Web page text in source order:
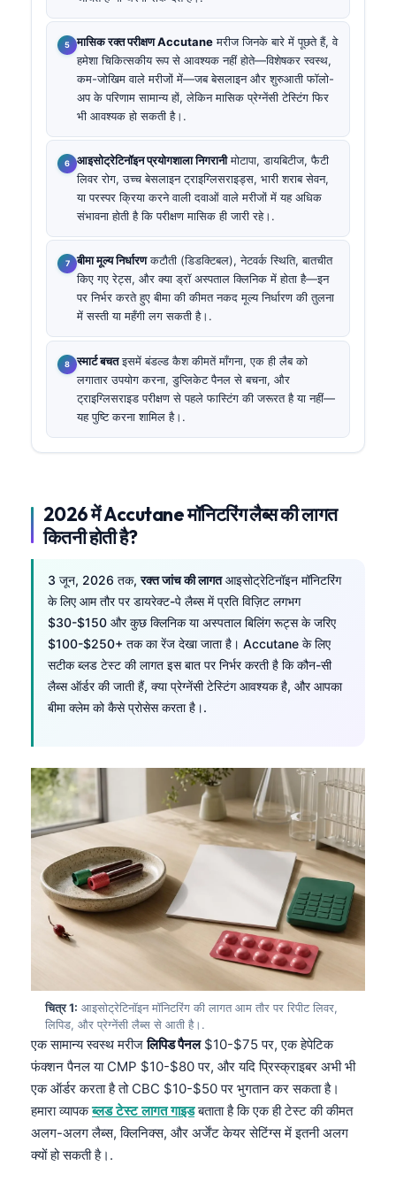
मासिक रक्त परीक्षण Accutaneमरीज जिनके बारे में पूछते हैं, वे
हमेशा चिकित्सकीय रूप से आवश्यक नहीं होते—विशेषकर स्वस्थ,
कम-जोखिम वाले मरीजों में—जब बेसलाइन और शुरुआती फॉलो-
अप के परिणाम सामान्य हों, लेकिन मासिक प्रेग्नेंसी टेस्टिंग फिर
भी आवश्यक हो सकती है।.
आइसोट्रेटिनॉइन प्रयोगशाला निगरानीमोटापा, डायबिटीज, फैटी
लिवर रोग, उच्च बेसलाइन ट्राइग्लिसराइड्स, भारी शराब सेवन,
या परस्पर क्रिया करने वाली दवाओं वाले मरीजों में यह अधिक
संभावना होती है कि परीक्षण मासिक ही जारी रहे।.
बीमा मूल्य निर्धारणकटौती (डिडक्टिबल), नेटवर्क स्थिति, बातचीत
किए गए रेट्स, और क्या ड्रॉ अस्पताल क्लिनिक में होता है—इन
पर निर्भर करते हुए बीमा की कीमत नकद मूल्य निर्धारण की तुलना
में सस्ती या महँगी लग सकती है।.
स्मार्ट बचतइसमें बंडल्ड कैश कीमतें माँगना, एक ही लैब को
लगातार उपयोग करना, डुप्लिकेट पैनल से बचना, और
ट्राइग्लिसराइड परीक्षण से पहले फास्टिंग की जरूरत है या नहीं—
यह पुष्टि करना शामिल है।.
2026 में Accutane मॉनिटरिंग लैब्स की लागत
कितनी होती है?
3 जून, 2026 तक,रक्त जांच की लागतआइसोट्रेटिनॉइन मॉनिटरिंग
के लिए आम तौर पर डायरेक्ट-पे लैब्स में प्रति विज़िट लगभग
$30-$150 और कुछ क्लिनिक या अस्पताल बिलिंग रूट्स के जरिए
$100-$250+ तक का रेंज देखा जाता है। Accutane के लिए
सटीक ब्लड टेस्ट की लागत इस बात पर निर्भर करती है कि कौन-सी
लैब्स ऑर्डर की जाती हैं, क्या प्रेग्नेंसी टेस्टिंग आवश्यक है, और आपका
बीमा क्लेम को कैसे प्रोसेस करता है।.
चित्र 1: आइसोट्रेटिनॉइन मॉनिटरिंग की लागत आम तौर पर रिपीट लिवर,
लिपिड, और प्रेग्नेंसी लैब्स से आती है।.
एक सामान्य स्वस्थ मरीजलिपिड पैनल$10-$75 पर, एक हेपेटिक
फंक्शन पैनल या CMP $10-$80 पर, और यदि प्रिस्क्राइबर अभी भी
एक ऑर्डर करता है तो CBC $10-$50 पर भुगतान कर सकता है।
हमारा व्यापकब्लड टेस्ट लागत गाइडबताता है कि एक ही टेस्ट की कीमत
अलग-अलग लैब्स, क्लिनिक्स, और अर्जेंट केयर सेटिंग्स में इतनी अलग
क्यों हो सकती है।.